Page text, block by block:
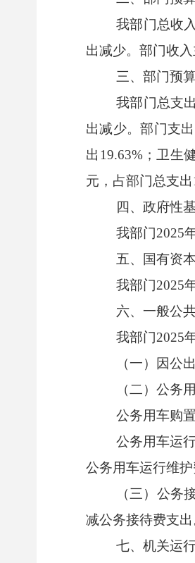
我部门总收
出减少。部门收
三、部门预
我部门总支
出减少。部门支
出19.63%；卫生
元，占部门总支
四、政府性
我部门2025
五、国有资
我部门2025
六、一般公
我部门2025
（一）因公
（二）公务
公务用车购
公务用车运
公务用车运行维护
（三）公务
减公务接待费支出
七、机关运